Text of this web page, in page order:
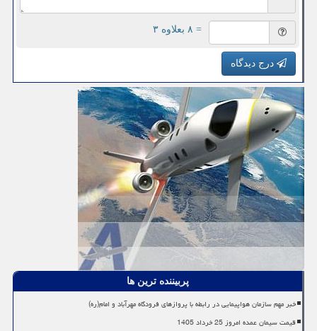
= ۸ بعلاوه ۳
درج دیدگاه
پربیننده ترین ها
خبر مهم سازمان هواپیمایی در رابطه با پروازهای فرودگاه مهرآباد و امام(ره)
قیمت سیمان عمده امروز 25 خرداد 1405